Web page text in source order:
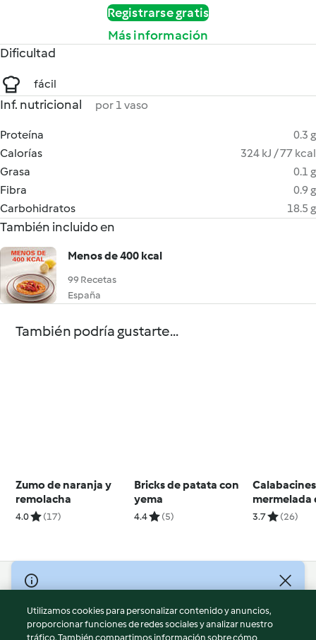
Registrarse gratis
Más información
Dificultad
fácil
Inf. nutricional por 1 vaso
Proteína
0.3 g
Calorías
324 kJ / 77 kcal
Grasa
0.1 g
Fibra
0.9 g
Carbohidratos
18.5 g
También incluido en
Menos de 400 kcal
99 Recetas
España
También podría gustarte...
Zumo de naranja y
remolacha
4.0 (17)
Bricks de patata con
yema
4.4 (5)
mermelada
cebolla y
3.7 (26)
© Copyright 2026
Términos de uso
Política de privacidad
Utilizamos cookies para personalizar contenido y anuncios,
proporcionar funciones de redes sociales y analizar nuestro
tráfico. También compartimos información sobre cómo